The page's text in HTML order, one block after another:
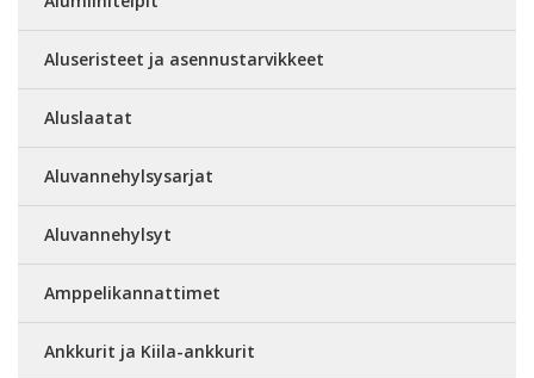
Aluseristeet ja asennustarvikkeet
Aluslaatat
Aluvannehylsysarjat
Aluvannehylsyt
Amppelikannattimet
Ankkurit ja Kiila-ankkurit